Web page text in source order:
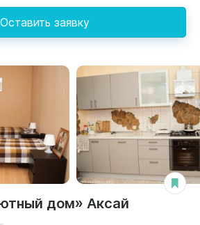
Оставить заявку
дом» Аксай